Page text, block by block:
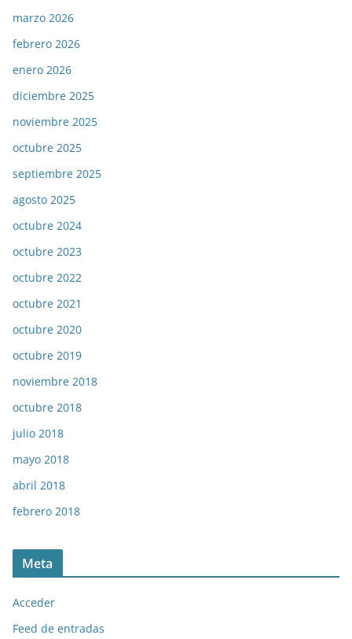
marzo 2026
febrero 2026
enero 2026
diciembre 2025
noviembre 2025
octubre 2025
septiembre 2025
agosto 2025
octubre 2024
octubre 2023
octubre 2022
octubre 2021
octubre 2020
octubre 2019
noviembre 2018
octubre 2018
julio 2018
mayo 2018
abril 2018
febrero 2018
Meta
Acceder
Feed de entradas